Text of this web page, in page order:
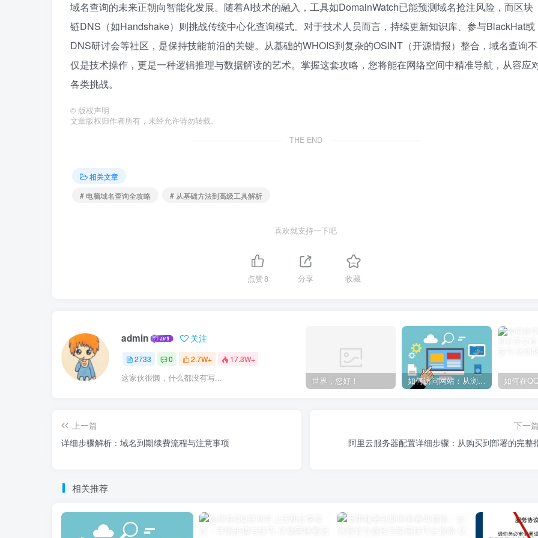
域名查询的未来正朝向智能化发展。随着AI技术的融入，工具如DomainWatch已能预测域名抢注风险，而区块
链DNS（如Handshake）则挑战传统中心化查询模式。对于技术人员而言，持续更新知识库、参与BlackHat或
DNS研讨会等社区，是保持技能前沿的关键。从基础的WHOIS到复杂的OSINT（开源情报）整合，域名查询不
仅是技术操作，更是一种逻辑推理与数据解读的艺术。掌握这套攻略，您将能在网络空间中精准导航，从容应
各类挑战。
© 版权声明
文章版权归作者所有，未经允许请勿转载。
THE END
相关文章
# 电脑域名查询全攻略
# 从基础方法到高级工具解析
喜欢就支持一下吧
点赞8 分享 收藏
admin 关注
2733 0 2.7W+ 17.3W+
这家伙很懒，什么都没有写... 世界，您好！ 如何访问网站：从浏览器输入到页面加载的完整步骤详解
上一篇
详细步骤解析：域名到期续费流程与注意事项
下一
阿里云服务器配置详细步骤：从购买到部署的完整
相关推荐